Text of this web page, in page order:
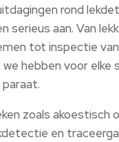
rond
serieus aan.​ Van
tot inspectie
we hebben voor elke
zoals akoestisch
en